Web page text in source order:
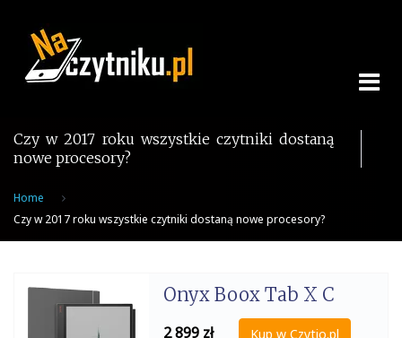
content
Czy w 2017 roku wszystkie czytniki dostaną
nowe procesory?
Home
Czy w 2017 roku wszystkie czytniki dostaną nowe procesory?
Onyx Boox Tab X C
2 899 zł Kup w Czytio.pl